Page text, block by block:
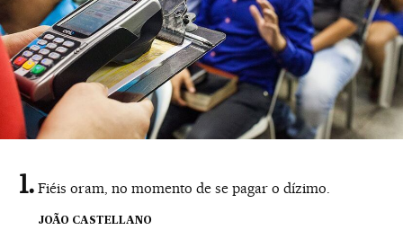
Fiéis oram, no momento de se pagar o dízimo.
JOÃO CASTELLANO